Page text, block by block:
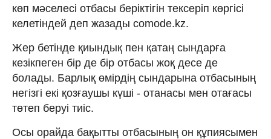
көп мәселесі отбасы беріктігін тексеріп көргісі
келетіндей деп жазады comode.kz.
Жер бетінде қиындық пен қатаң сындарға
кезікпеген бір де бір отбасы жоқ десе де
болады. Барлық өмірдің сындарына отбасының
негізгі екі қозғаушы күші - отанасы мен отағасы
төтеп беруі тиіс.
Осы орайда бақытты отбасының он құпиясымен